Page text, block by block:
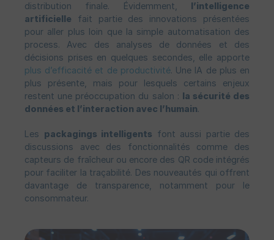
distribution finale. Évidemment, l’intelligence
artificielle fait partie des innovations présentées
pour aller plus loin que la simple automatisation des
process. Avec des analyses de données et des
décisions prises en quelques secondes, elle apporte
plus d’efficacité et de productivité. Une IA de plus en
plus présente, mais pour lesquels certains enjeux
restent une préoccupation du salon : la sécurité des
données et l’interaction avec l’humain.
Les packagings intelligents font aussi partie des
discussions avec des fonctionnalités comme des
capteurs de fraîcheur ou encore des QR code intégrés
pour faciliter la traçabilité. Des nouveautés qui offrent
davantage de transparence, notamment pour le
consommateur.